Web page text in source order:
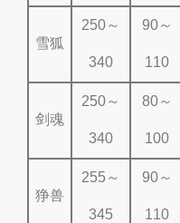
雪狐
250～
340
90～
110
剑魂
250～
340
80～
100
狰兽
255～
345
90～
110